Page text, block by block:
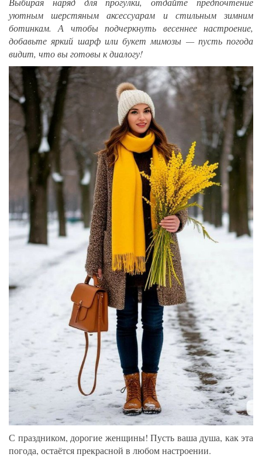
уютным шерстяным аксессуарам и стильным зимним
ботинкам. А чтобы подчеркнуть весеннее настроение,
добавьте яркий шарф или букет мимозы — пусть погода
видит, что вы готовы к диалогу!
С праздником, дорогие женщины! Пусть ваша душа, как эта
погода, остаётся прекрасной в любом настроении.